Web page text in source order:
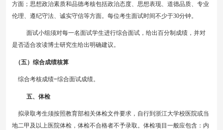
方面；思想政治素质和品德考核包括政治态度、思想表现、道德品质、专业
伦理、遵纪守法、诚实守信等方面。每位考生面试时间不少于30分钟。
面试小组须对每一名面试学生进行综合面试，给出百分制成绩，并对
是否适合攻读博士研究生给出明确建议。
（五）综合成绩核算
综合考核成绩=综合面试成绩。
五、体检
拟录取考生须按照教育部相关体检文件要求，自行到浙江大学校医院或当
地二甲及以上医院体检，体检不合格者不予录取。体检项目一般应包含：内